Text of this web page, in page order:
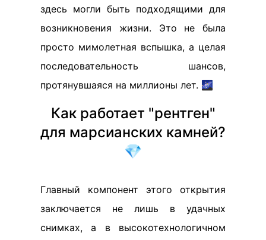
здесь могли быть подходящими для
возникновения жизни. Это не была
просто мимолетная вспышка, а целая
последовательность шансов,
протянувшаяся на миллионы лет. 🌌
Как работает "рентген"
для марсианских камней?
💎
Главный компонент этого открытия
заключается не лишь в удачных
снимках, а в высокотехнологичном